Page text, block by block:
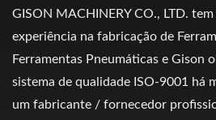
GISON MACHINERY CO., LTD.
experiência na fabricação de
Ferramentas Pneumáticas e Gison
sistema de qualidade ISO-9001 há
um fabricante / fornecedor